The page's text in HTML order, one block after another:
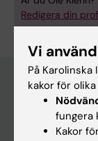
Redigera din
Huvudmeny
Utbildning
Vi
På
kakor för
fungera
Kakor